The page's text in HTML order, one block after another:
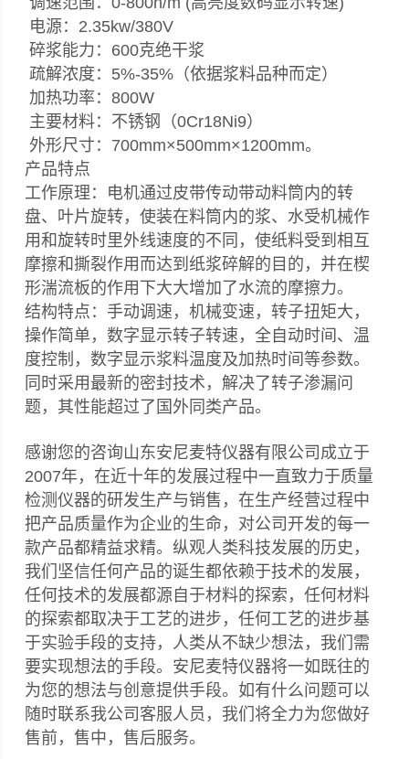
电源：2.35kw/380V
碎浆能力：600克绝干浆
疏解浓度：5%-35%（依据浆料品种而定）
加热功率：800W
主要材料：不锈钢（0Cr18Ni9）
外形尺寸：700mm×500mm×1200mm。
产品特点
工作原理：电机通过皮带传动带动料筒内的转
盘、叶片旋转，使装在料筒内的浆、水受机械作
用和旋转时里外线速度的不同，使纸料受到相互
摩擦和撕裂作用而达到纸浆碎解的目的，并在楔
形湍流板的作用下大大增加了水流的摩擦力。
结构特点：手动调速，机械变速，转子扭矩大，
操作简单，数字显示转子转速，全自动时间、温
度控制，数字显示浆料温度及加热时间等参数。
同时采用最新的密封技术，解决了转子渗漏问
题，其性能超过了国外同类产品。
感谢您的咨询山东安尼麦特仪器有限公司成立于
2007年，在近十年的发展过程中一直致力于质量
检测仪器的研发生产与销售，在生产经营过程中
把产品质量作为企业的生命，对公司开发的每一
款产品都精益求精。纵观人类科技发展的历史，
我们坚信任何产品的诞生都依赖于技术的发展，
任何技术的发展都源自于材料的探索，任何材料
的探索都取决于工艺的进步，任何工艺的进步基
于实验手段的支持，人类从不缺少想法，我们需
要实现想法的手段。安尼麦特仪器将一如既往的
为您的想法与创意提供手段。如有什么问题可以
随时联系我公司客服人员，我们将全力为您做好
售前，售中，售后服务。